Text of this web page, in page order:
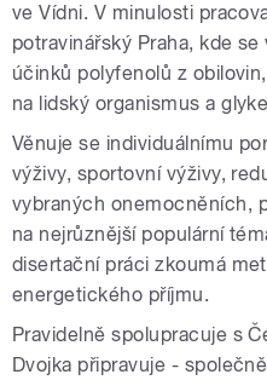
ve Vídni. V minulosti
potravinářský Praha, kde
účinků polyfenolů z
na lidský organismus a
Věnuje se individuálnímu
výživy, sportovní výživy,
vybraných onemocněních,
na nejrůznější populární
disertační práci zkoumá
energetického příjmu.
Pravidelně spolupracuje s
Dvojka připravuje -